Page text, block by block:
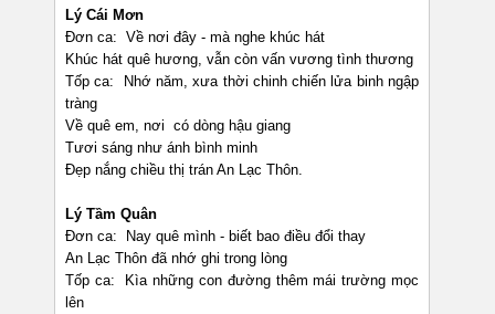
Lý Cái Mơn
Đơn ca: Về nơi đây - mà nghe khúc hát
Khúc hát quê hương, vẫn còn vấn vương tình thương
Tốp ca: Nhớ năm, xưa thời chinh chiến lửa binh ngập
tràng
Về quê em, nơi có dòng hậu giang
Tươi sáng như ánh bình minh
Đẹp nắng chiều thị trán An Lạc Thôn.
Lý Tầm Quân
Đơn ca: Nay quê mình - biết bao điều đổi thay
An Lạc Thôn đã nhớ ghi trong lòng
Tốp ca: Kìa những con đường thêm mái trường mọc
lên